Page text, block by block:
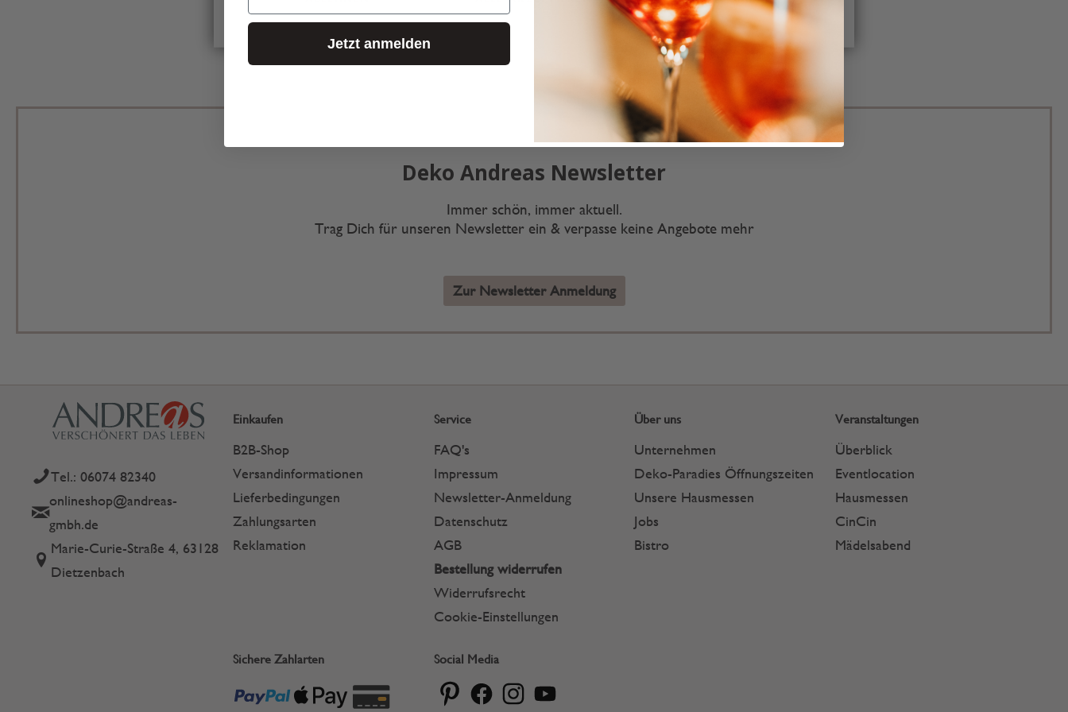
Deko Andreas Newsletter
Immer schön, immer aktuell.
Trag Dich für unseren Newsletter ein & verpasse keine Angebote mehr
Zur Newsletter Anmeldung
Tel.: 06074 82340
onlineshop@andreas-
gmbh.de
Marie-Curie-Straße 4, 63128
Dietzenbach
Einkaufen
B2B-Shop
Versandinformationen
Lieferbedingungen
Zahlungsarten
Reklamation
Service
FAQ's
Impressum
Newsletter-Anmeldung
Datenschutz
AGB
Bestellung widerrufen
Widerrufsrecht
Cookie-Einstellungen
Über uns
Unternehmen
Deko-Paradies Öffnungszeiten
Unsere Hausmessen
Jobs
Bistro
Veranstaltungen
Überblick
Eventlocation
Hausmessen
CinCin
Mädelsabend
Sichere Zahlarten Social Media
Jetzt anmelden